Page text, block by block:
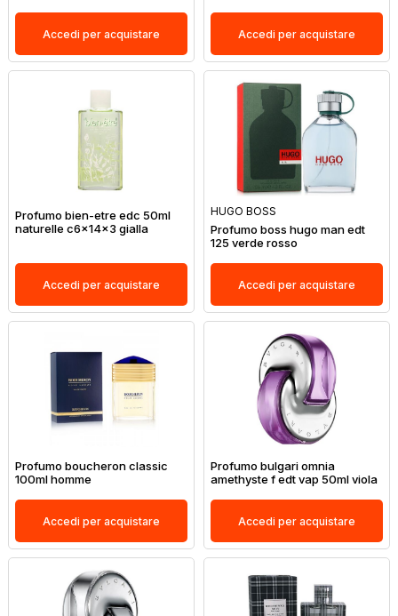
Accedi per acquistare Accedi per acquistare
Profumo bien-etre edc 50ml
naturelle c6x14x3 gialla
Accedi per acquistare
HUGO BOSS
Profumo boss hugo man edt
125 verde rosso
Accedi per acquistare
Profumo boucheron classic
100ml homme
Accedi per acquistare
Profumo bulgari omnia
amethyste f edt vap 50ml viola
Accedi per acquistare